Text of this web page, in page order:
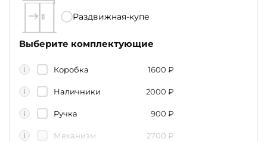
Раздвижная-купе
Выберите комплектующие
i Коробка 1600 ₽
i Наличники 2000 ₽
i Ручка 900 ₽
i Механизм 2700 ₽